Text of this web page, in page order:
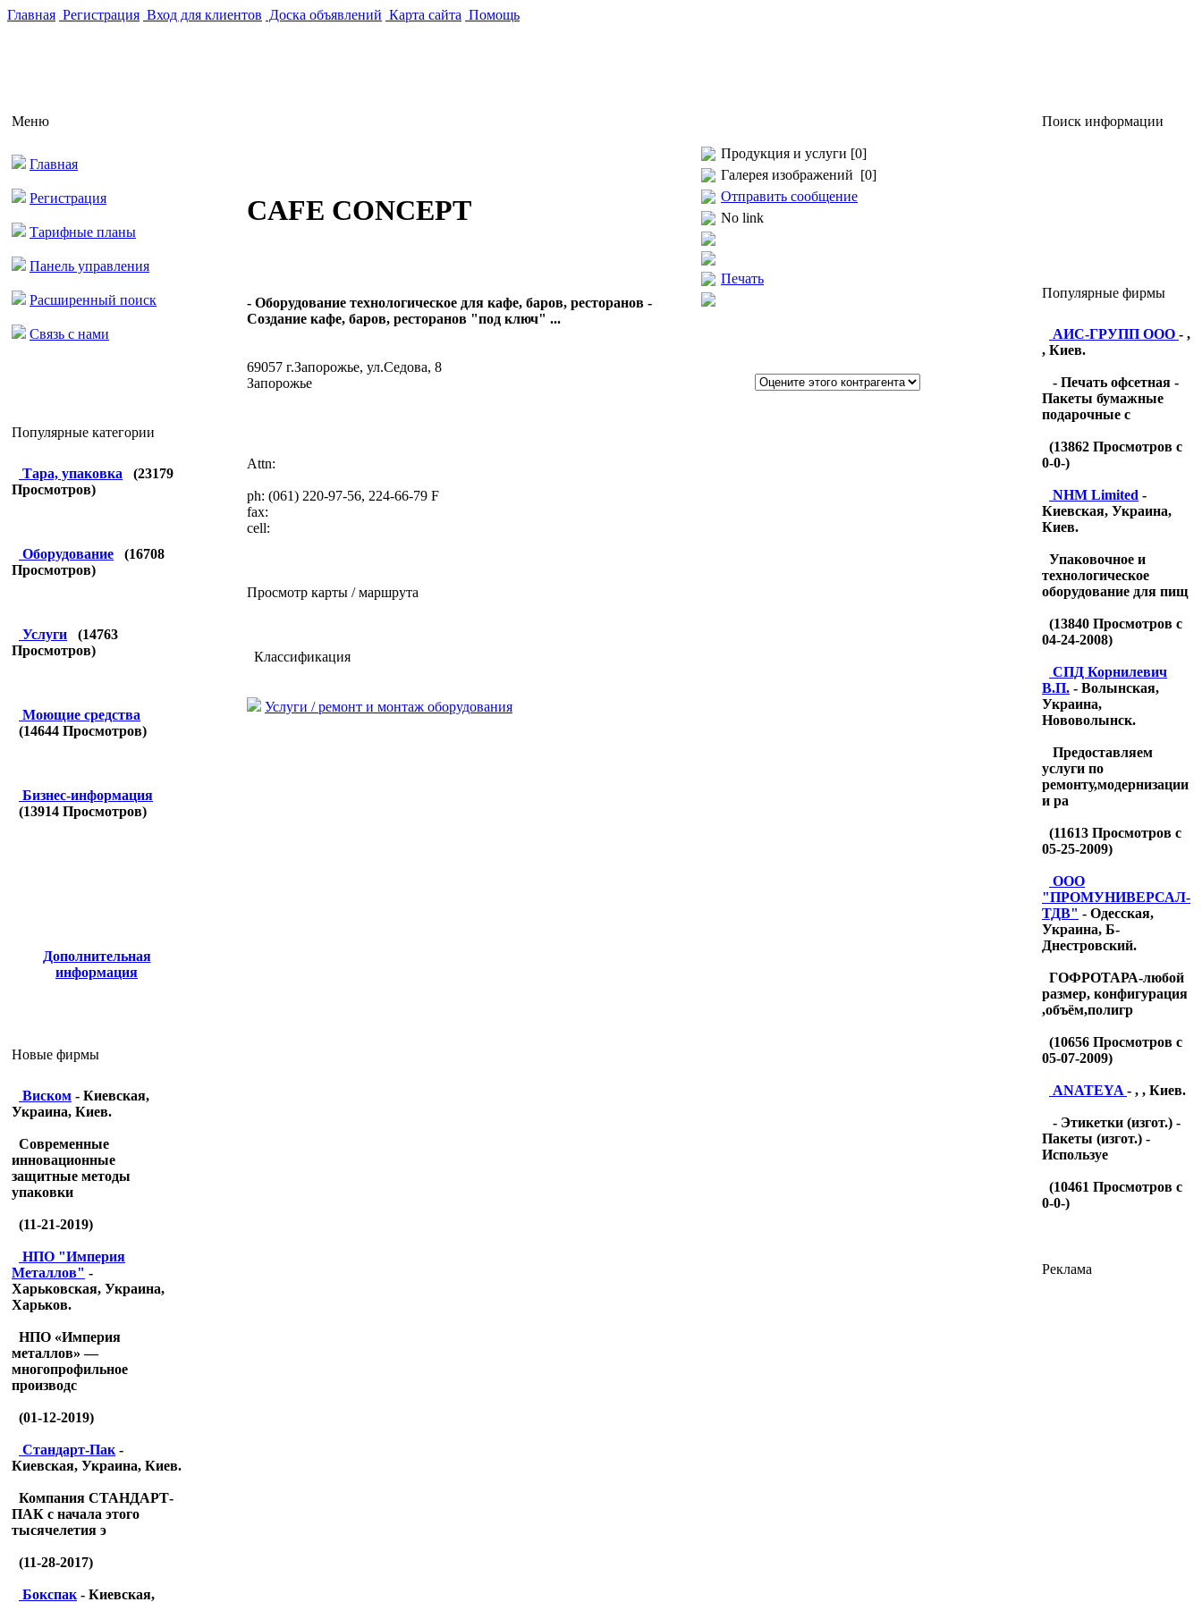
Главная Регистрация Вход для клиентов Доска объявлений Карта сайта Помощь
Меню
Главная
Регистрация
Тарифные планы
Панель управления
Расширенный поиск
Связь с нами
Популярные категории
Тара, упаковка (23179
Просмотров)
Оборудование (16708
Просмотров)
Услуги (14763
Просмотров)
Моющие средства
(14644 Просмотров)
Бизнес-информация
(13914 Просмотров)
Дополнительная
информация
Новые фирмы
Виском - Киевская,
Украина, Киев.
Современные
инновационные
защитные методы
упаковки
(11-21-2019)
НПО "Империя
Металлов" -
Харьковская, Украина,
Харьков.
НПО «Империя
металлов» —
многопрофильное
производс
(01-12-2019)
Стандарт-Пак -
Киевская, Украина, Киев.
Компания СТАНДАРТ-
ПАК с начала этого
тысячелетия э
(11-28-2017)
Бокспак - Киевская,
CAFE CONCEPT
- Оборудование технологическое для кафе, баров, ресторанов -
Создание кафе, баров, ресторанов "под ключ" ...
69057 г.Запорожье, ул.Седова, 8
Запорожье
Attn:
ph: (061) 220-97-56, 224-66-79 F
fax:
cell:
Просмотр карты / маршрута
Классификация
Услуги / ремонт и монтаж оборудования
Продукция и услуги [0]
Галерея изображений [0]
Отправить сообщение
No link
Печать
Поиск информации
Популярные фирмы
АИС-ГРУПП ООО - ,
, Киев.
- Печать офсетная -
Пакеты бумажные
подарочные с
(13862 Просмотров с
0-0-)
NHM Limited -
Киевская, Украина,
Киев.
Упаковочное и
технологическое
оборудование для пищ
(13840 Просмотров с
04-24-2008)
CПД Корнилевич
В.П. - Волынская,
Украина,
Нововолынск.
Предоставляем
услуги по
ремонту,модернизации
и ра
(11613 Просмотров с
05-25-2009)
OOO
"ПРОМУНИВЕРСАЛ-
ТДB" - Одесская,
Украина, Б-
Днестровский.
ГОФРОТАРА-любой
размер, конфигурация
,объём,полигр
(10656 Просмотров с
05-07-2009)
ANATEYA - , , Киев.
- Этикетки (изгот.) -
Пакеты (изгот.) -
Используе
(10461 Просмотров с
0-0-)
Реклама